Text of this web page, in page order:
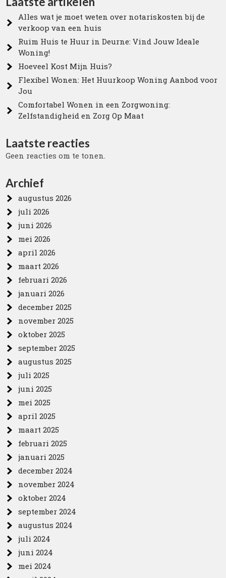
Alles wat je moet weten over notariskosten bij de
verkoop van een huis
Ruim Huis te Huur in Deurne: Vind Jouw Ideale
Woning!
Hoeveel Kost Mijn Huis?
Flexibel Wonen: Het Huurkoop Woning Aanbod voor
Jou
Comfortabel Wonen in een Zorgwoning:
Zelfstandigheid en Zorg Op Maat
Laatste reacties
Geen reacties om te tonen.
Archief
augustus 2026
juli 2026
juni 2026
mei 2026
april 2026
maart 2026
februari 2026
januari 2026
december 2025
november 2025
oktober 2025
september 2025
augustus 2025
juli 2025
juni 2025
mei 2025
april 2025
maart 2025
februari 2025
januari 2025
december 2024
november 2024
oktober 2024
september 2024
augustus 2024
juli 2024
juni 2024
mei 2024